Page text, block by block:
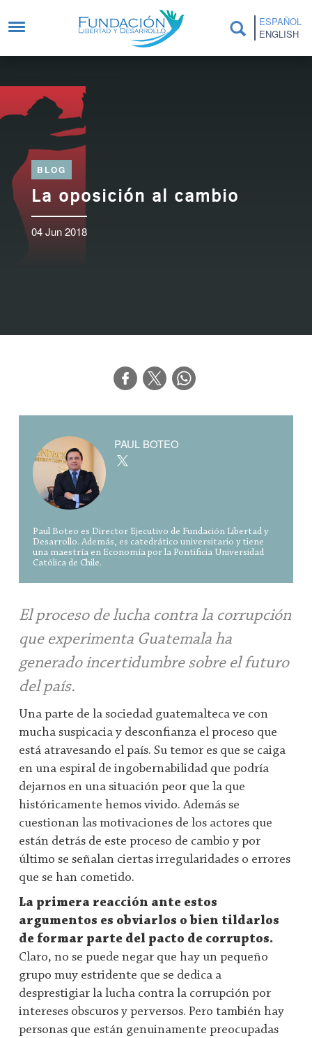
ESPAÑOL
ENGLISH
BLOG
La oposición al cambio
04 Jun 2018
El proceso de lucha contra la corrupción
que experimenta Guatemala ha
generado incertidumbre sobre el futuro
del país.
Una parte de la sociedad guatemalteca ve con
mucha suspicacia y desconfianza el proceso que
está atravesando el país. Su temor es que se caiga
en una espiral de ingobernabilidad que podría
dejarnos en una situación peor que la que
históricamente hemos vivido. Además se
cuestionan las motivaciones de los actores que
están detrás de este proceso de cambio y por
último se señalan ciertas irregularidades o errores
que se han cometido.
La primera reacción ante estos
argumentos es obviarlos o bien tildarlos
de formar parte del pacto de corruptos.
Claro, no se puede negar que hay un pequeño
grupo muy estridente que se dedica a
desprestigiar la lucha contra la corrupción por
intereses obscuros y perversos. Pero también hay
personas que están genuinamente preocupadas
PAUL BOTEO
Paul Boteo es Director Ejecutivo de Fundación Libertad y
Desarrollo. Además, es catedrático universitario y tiene
una maestría en Economía por la Pontificia Universidad
Católica de Chile.